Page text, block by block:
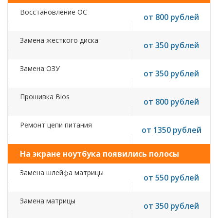
Восстановление ОС от 800 рублей
Замена жесткого диска от 350 рублей
Замена ОЗУ от 350 рублей
Прошивка Bios от 800 рублей
Ремонт цепи питания от 1350 рублей
На экране ноутбука появились полосы
Замена шлейфа матрицы от 550 рублей
Замена матрицы от 350 рублей